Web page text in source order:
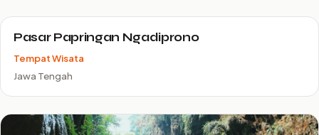
Pasar Papringan Ngadiprono
Tempat Wisata
Jawa Tengah